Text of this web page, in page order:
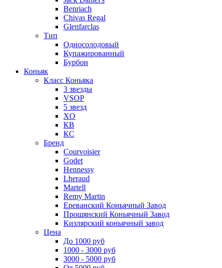
Benriach
Chivas Regal
Glenfarclas
Тип
Односолодовый
Купажированный
Бурбон
Коньяк
Класс Коньяка
3 звезды
VSOP
5 звезд
XO
КВ
КС
Бренд
Courvoisier
Godet
Hennessy
Lheraud
Martell
Remy Martin
Ереванский Коньячный Завод
Прошянский Коньячный Завод
Кизлярский коньячный завод
Цена
До 1000 руб
1000 - 3000 руб
3000 - 5000 руб